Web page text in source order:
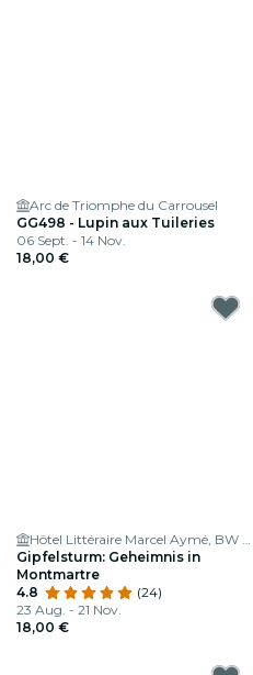
Arc de Triomphe du Carrousel
GG498 - Lupin aux Tuileries
06 Sept. - 14 Nov.
18,00 €
Hôtel Littéraire Marcel Aymé, BW Premier Collection
Gipfelsturm: Geheimnis in
Montmartre
4.8
(24)
23 Aug. - 21 Nov.
18,00 €